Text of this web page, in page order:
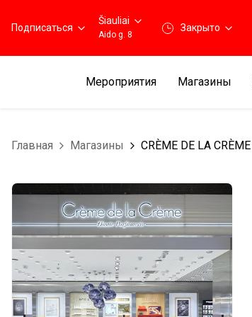
Подписаться
Šiauliai
Aido g. 8
Закрыто
Мероприятия Магазины
Главная Магазины CRÈME DE LA CRÈME